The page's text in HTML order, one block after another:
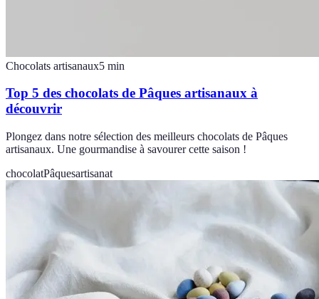
Chocolats artisanaux5 min
Top 5 des chocolats de Pâques artisanaux à
découvrir
Plongez dans notre sélection des meilleurs chocolats de Pâques
artisanaux. Une gourmandise à savourer cette saison !
chocolatPâquesartisanat